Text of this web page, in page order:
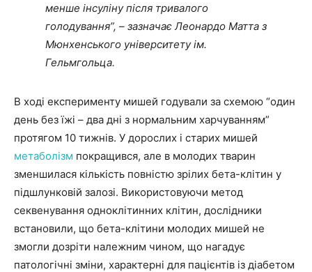
менше інсуліну після тривалого
голодування”, – зазначає Леонардо Матта з
Мюнхенського університету ім.
Гельмгольца.
В ході експерименту мишей годували за схемою “один
день без їжі – два дні з нормальним харчуванням”
протягом 10 тижнів. У дорослих і старих мишей
метаболізм покращився, але в молодих тварин
зменшилася кількість повністю зрілих бета-клітин у
підшлунковій залозі. Використовуючи метод
секвенування одноклітинних клітин, дослідники
встановили, що бета-клітини молодих мишей не
змогли дозріти належним чином, що нагадує
патологічні зміни, характерні для пацієнтів із діабетом